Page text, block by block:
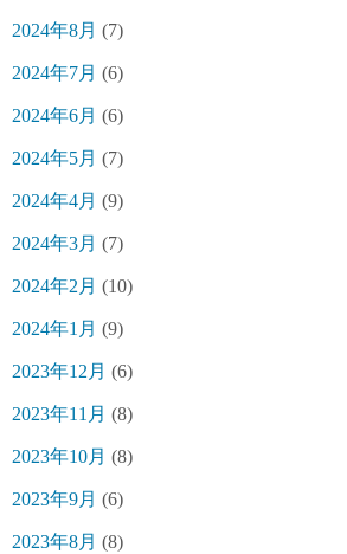
2024年8月 (7)
2024年7月 (6)
2024年6月 (6)
2024年5月 (7)
2024年4月 (9)
2024年3月 (7)
2024年2月 (10)
2024年1月 (9)
2023年12月 (6)
2023年11月 (8)
2023年10月 (8)
2023年9月 (6)
2023年8月 (8)